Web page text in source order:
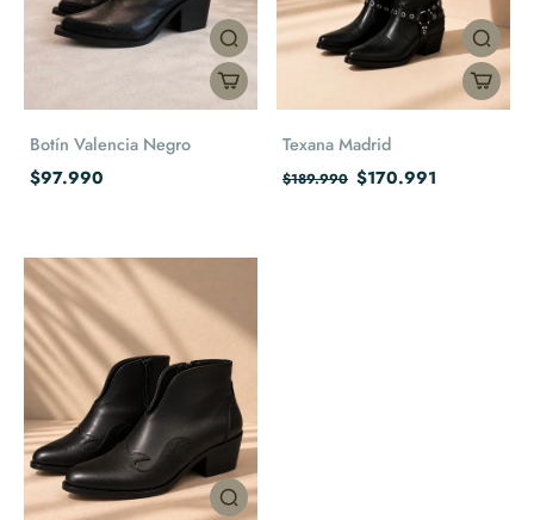
Botín Valencia Negro
$97.990
Texana Madrid
$189.990 $170.991